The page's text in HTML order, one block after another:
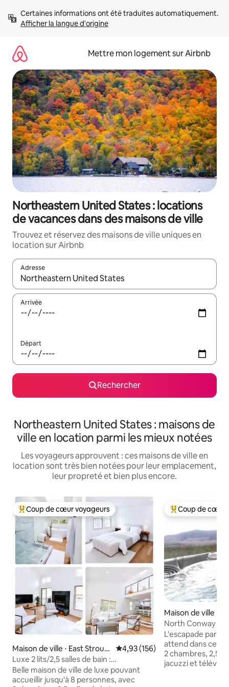
directement
Afficher la langue d'origine
Mettre mon logement sur Airbnb
Northeastern United States : locations
de vacances dans des maisons de ville
Trouvez et réservez des maisons de ville uniques en
location sur Airbnb
Adresse
Lorsque les résultats s'affichent, utilisez les flèches vers le
Arrivée
Départ
Rechercher
Northeastern United States : maisons de
ville en location parmi les mieux notées
Les voyageurs approuvent : ces maisons de ville en
location sont très bien notées pour leur emplacement,
leur propreté et bien plus encore.
Coups de cœur voyageurs les plus appréciés
Coup de cœur voyageurs
Maison de ville ⋅ East Stroud
sburg
Évaluation moyenne sur la
4,93 (156)
Luxe 2 lits/2,5 salles de bain :
8 personnes, petit déjeuner/ski/vues
Belle maison de ville de luxe pouvant
accueillir jusqu'à 8 personnes, avec
Coups de cœur
Coup de cœur
Maison de ville ⋅
North Conway :
sur la montagne
L'escapade
attend dans cet
2 chambres, 2,5
jacuzzi et